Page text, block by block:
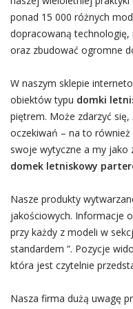
ponad 15 000 różnych
dopracowaną
oraz zbudować ogromne
W naszym sklepie
obiektów typu domki
piętrem. Może zdarzyć się,
oczekiwań – na to
swoje wytyczne a my jako
domek letniskowy
Nasze produkty
jakościowych. Informacje
przy każdy z modeli w
standardem “. Pozycje
która jest czytelnie
Nasza firma dużą uwagę